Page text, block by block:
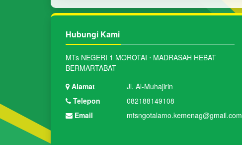
Hubungi Kami
MTs NEGERI 1 MOROTAI ⋅ MADRASAH HEBAT
BERMARTABAT
Alamat
Jl. Al-Muhajirin
Telepon
082188149108
Email
mtsngotalamo.kemenag@gmail.com